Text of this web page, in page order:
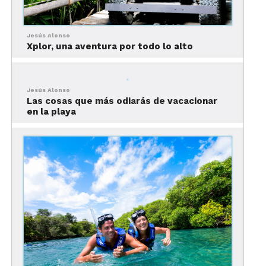
Xenses puede ser un parque difícil de entender,
pero sumamente fácil de disfrutar.
Sólo se trata de estar dispuesto a vivir una
experiencia diferente que desafío lo establecido y
rete a tus sentidos.
Jesús Alonso
Xplor, una aventura por todo lo alto
Jesús Alonso
Las cosas que más odiarás de vacacionar
en la playa